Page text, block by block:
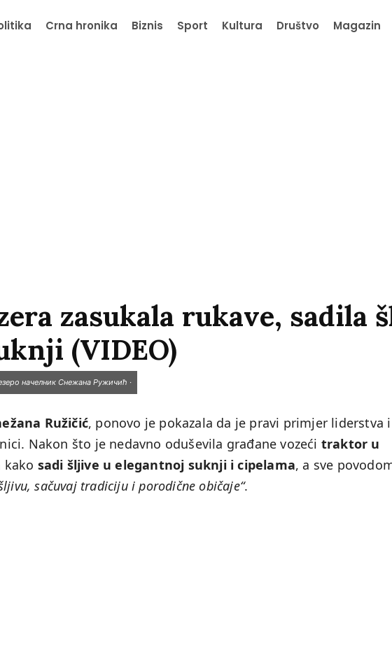
Crna hronika Biznis Sport Kultura Društvo Magazin
zasukala rukave, sadila
(VIDEO)
начелник Снежана Ружичић ·
Ružičić, ponovo je pokazala da je pravi primjer liderstva i
Nakon što je nedavno oduševila građane vozeći traktor u
kako sadi šljive u elegantnoj suknji i cipelama, a sve
sačuvaj tradiciju i porodične običaje“.